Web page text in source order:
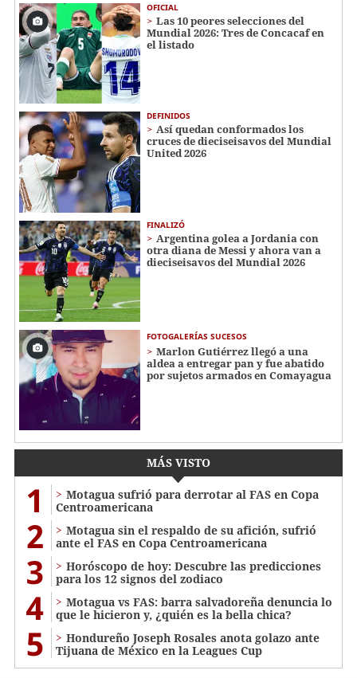
OFICIAL
Las 10 peores selecciones del
Mundial 2026: Tres de Concacaf en
el listado
DEFINIDOS
Así quedan conformados los
cruces de dieciseisavos del Mundial
United 2026
FINALIZÓ
Argentina golea a Jordania con
otra diana de Messi y ahora van a
dieciseisavos del Mundial 2026
FOTOGALERÍAS SUCESOS
Marlon Gutiérrez llegó a una
aldea a entregar pan y fue abatido
por sujetos armados en Comayagua
MÁS VISTO
1
Motagua sufrió para derrotar al FAS en Copa
Centroamericana
2
Motagua sin el respaldo de su afición, sufrió
ante el FAS en Copa Centroamericana
3
Horóscopo de hoy: Descubre las predicciones
para los 12 signos del zodiaco
4
Motagua vs FAS: barra salvadoreña denuncia lo
que le hicieron y, ¿quién es la bella chica?
5
Hondureño Joseph Rosales anota golazo ante
Tijuana de México en la Leagues Cup